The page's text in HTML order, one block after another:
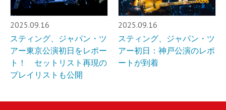
2025.09.16
スティング、ジャパン・ツ
アー東京公演初日をレポー
ト！ セットリスト再現の
プレイリストも公開
2025.09.16
スティング、ジャパン・ツ
アー初日：神戸公演のレポ
ートが到着